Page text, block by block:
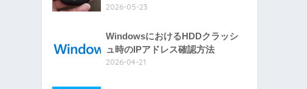
2026-05-23
WindowsにおけるHDDクラッシ
ュ時のIPアドレス確認方法
2026-04-21